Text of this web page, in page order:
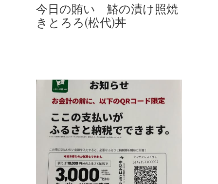
今日の賄い 鰆の漬け照焼
きとろろ(松代)丼